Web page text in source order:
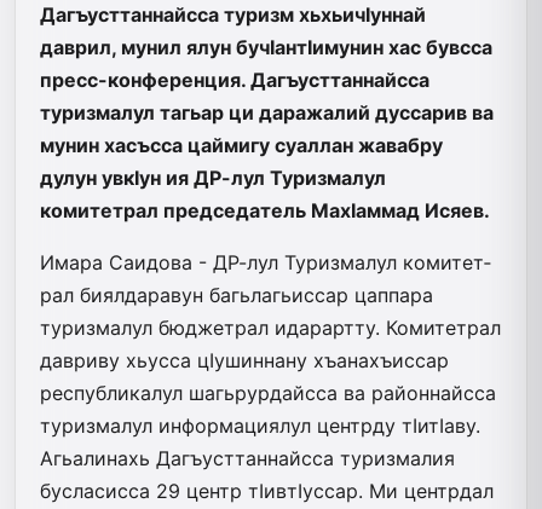
Дагъусттаннайсса туризм хьхьичIуннай
даврил, мунил ялун бучIантIимунин хас бувсса
пресс-конференция. Дагъусттаннайсса
туризмалул тагьар ци даражалий дуссарив ва
мунин хасъсса цаймигу суаллан жавабру
дулун увкIун ия ДР-лул Туризмалул
комитетрал председатель МахIаммад Исяев.
Имара Саидова - ДР-лул Туризмалул комитет­
рал биялдаравун багьлагьиссар цаппара
туризмалул бюджетрал идарартту. Комитетрал
давриву хьусса цIушиннану хъанахъиссар
республикалул шагьрурдайсса ва районнайсса
туризмалул информациялул центрду тIитIаву.
Агьалинахь Дагъусттаннайсса туризмалия
бусласисса 29 центр тIивтIуссар. Ми центрдал